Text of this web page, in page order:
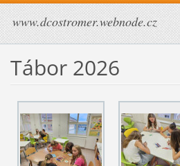
www.dcostromer.webnode.cz
Tábor 2026